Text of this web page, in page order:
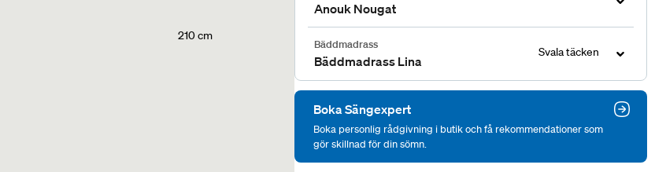
210 cm
Svala täcken
Anouk Nougat
Bäddmadrass
Bäddmadrass Lina
Boka Sängexpert
Boka personlig rådgivning i butik och få rekommendationer som
gör skillnad för din sömn.